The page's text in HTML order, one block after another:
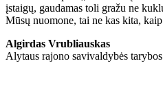
įstaigų, gaudamas toli gražu ne
Mūsų nuomone, tai ne kas kita,
Algirdas Vrubliauskas
Alytaus rajono savivaldybės